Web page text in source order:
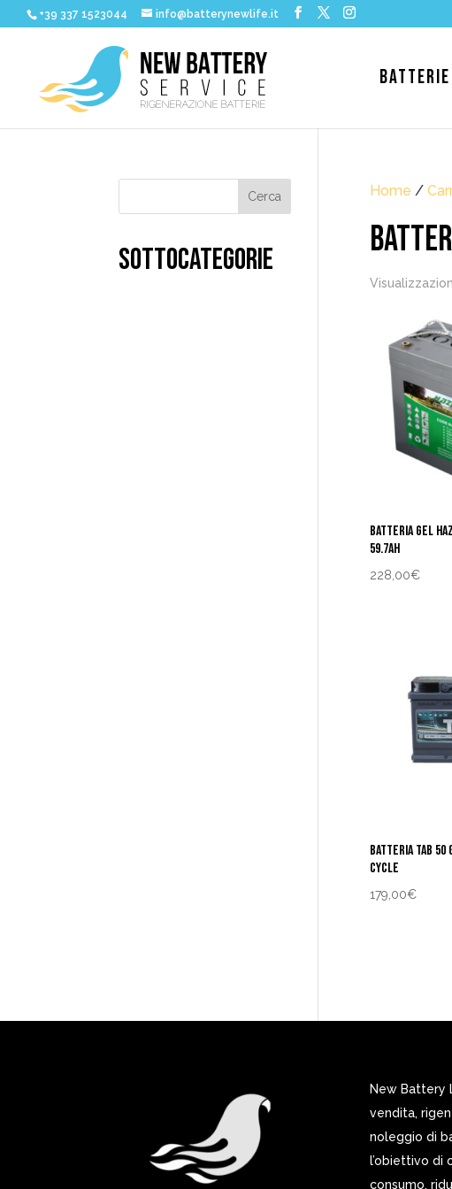
+39 337 1523044 info@batterynewlife.it
BATTERIE
Home /
BATTERIA GEL
59.7AH
228,00€
BATTERIA TAB 50
CYCLE
179,00€
SOTTOCATEGORIE
New Battery
vendita,
noleggio di
l’obiettivo di
consumo,